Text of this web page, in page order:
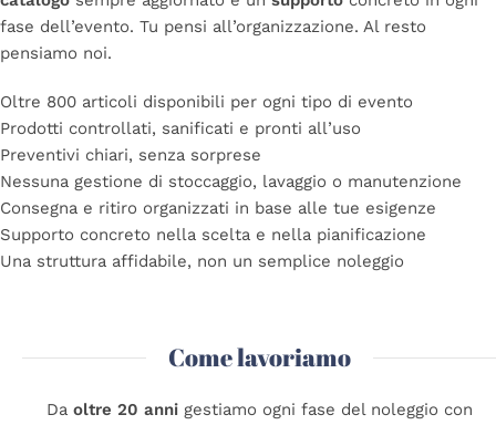
fase dell’evento. Tu pensi all’organizzazione. Al resto
pensiamo noi.
Oltre 800 articoli disponibili per ogni tipo di evento
Prodotti controllati, sanificati e pronti all’uso
Preventivi chiari, senza sorprese
Nessuna gestione di stoccaggio, lavaggio o manutenzione
Consegna e ritiro organizzati in base alle tue esigenze
Supporto concreto nella scelta e nella pianificazione
Una struttura affidabile, non un semplice noleggio
Come lavoriamo
Da oltre 20 annigestiamo ogni fase del noleggio con